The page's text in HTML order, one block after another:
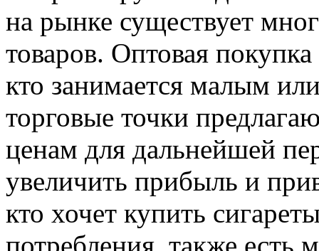
на рынке существует
товаров. Оптовая
кто занимается малым
торговые точки
ценам для дальнейшей
увеличить прибыль и
кто хочет купить
потребления, также есть